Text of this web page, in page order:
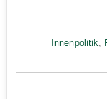
Innenpolitik,